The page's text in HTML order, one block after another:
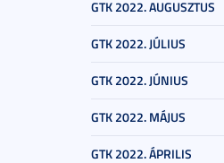
GTK 2022. AUGUSZTUS
GTK 2022. JÚLIUS
GTK 2022. JÚNIUS
GTK 2022. MÁJUS
GTK 2022. ÁPRILIS